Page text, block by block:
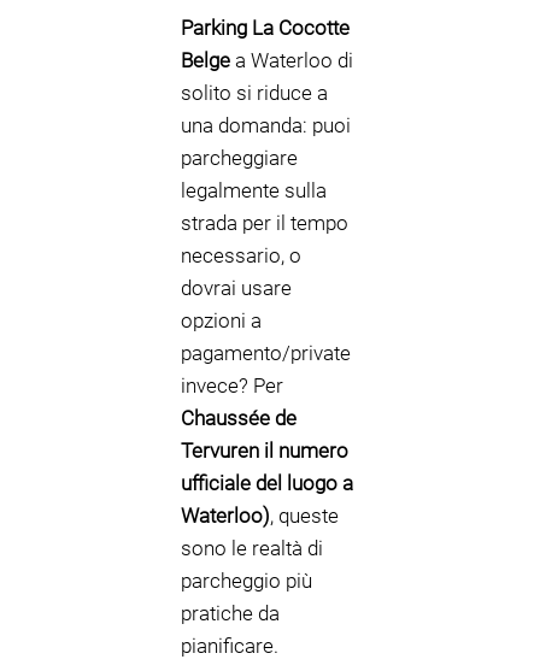
Parking La Cocotte
Belge a Waterloo di
solito si riduce a
una domanda: puoi
parcheggiare
legalmente sulla
strada per il tempo
necessario, o
dovrai usare
opzioni a
pagamento/private
invece? Per
Chaussée de
Tervuren il numero
ufficiale del luogo a
Waterloo), queste
sono le realtà di
parcheggio più
pratiche da
pianificare.